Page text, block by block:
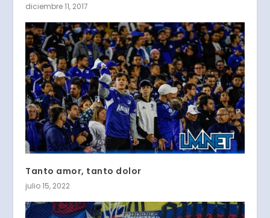
diciembre 11, 2017
Tanto amor, tanto dolor
julio 15, 2022